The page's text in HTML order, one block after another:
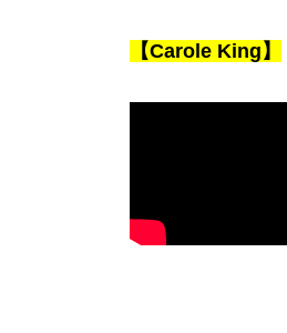
【Carole King】